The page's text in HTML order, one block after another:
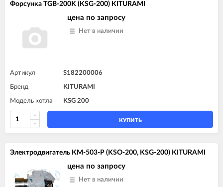
Форсунка TGB-200K (KSG-200) KITURAMI
цена по запросу
Нет в наличии
Артикул S182200006
Бренд KITURAMI
Модель котла KSG 200
КУПИТЬ
Электродвигатель KM-503-P (KSO-200, KSG-200) KITURAMI
цена по запросу
Нет в наличии